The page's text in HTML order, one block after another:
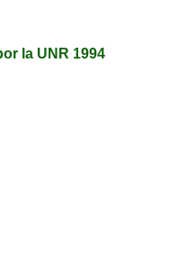
la UNR 1994